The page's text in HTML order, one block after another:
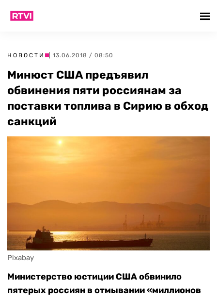
НОВОСТИ | 13.06.2018 / 08:50
Минюст США предъявил
обвинения пяти россиянам за
поставки топлива в Сирию в обход
санкций
Pixabay
Министерство юстиции США обвинило
пятерых россиян в отмывании «миллионов